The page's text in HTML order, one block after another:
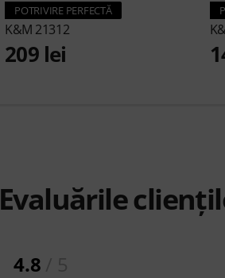
POTRIVIRE PERFECTĂ
K&M 21312
209 lei
Evaluările
4.8